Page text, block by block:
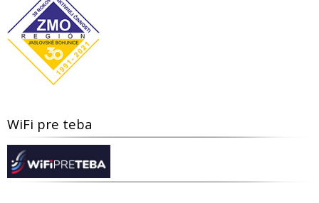
WiFi pre teba